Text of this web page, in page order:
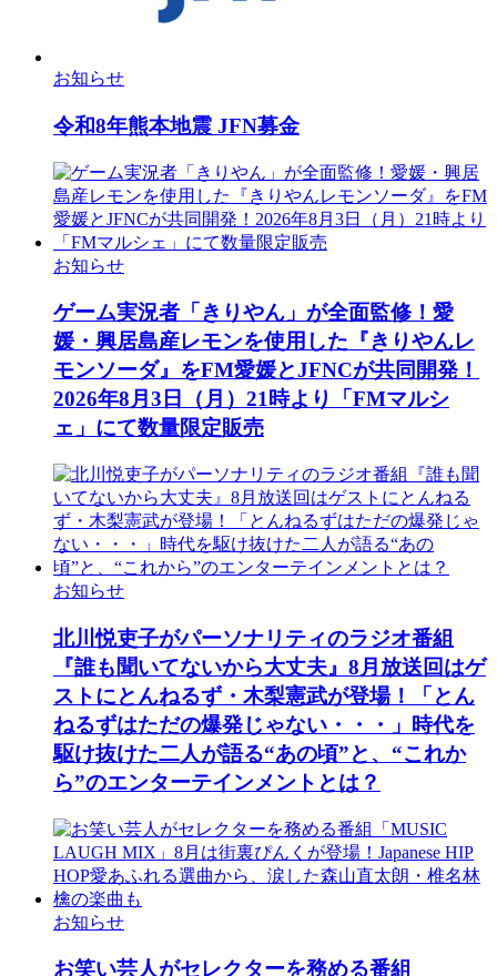
お知らせ
令和8年熊本地震 JFN募金
お知らせ
ゲーム実況者「きりやん」が全面監修！愛
媛・興居島産レモンを使用した『きりやんレ
モンソーダ』をFM愛媛とJFNCが共同開発！
2026年8月3日（月）21時より「FMマルシ
ェ」にて数量限定販売
お知らせ
北川悦吏子がパーソナリティのラジオ番組
『誰も聞いてないから大丈夫』8月放送回はゲ
ストにとんねるず・木梨憲武が登場！「とん
ねるずはただの爆発じゃない・・・」時代を
駆け抜けた二人が語る“あの頃”と、“これか
ら”のエンターテインメントとは？
お知らせ
お笑い芸人がセレクターを務める番組